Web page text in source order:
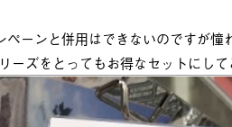
ペーンと併用はできないのですが
リーズをとってもお得なセットにし